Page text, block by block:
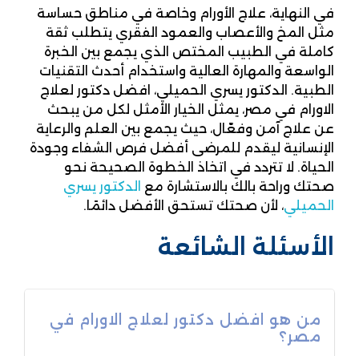
في النهاية، علاج الأورام وخاصة في مناطق حساسة
مثل المخ والأعصاب والعمود الفقري يتطلب ثقة
كاملة في الطبيب المختص الذي يجمع بين الخبرة
الواسعة والمهارة العالية واستخدام أحدث التقنيات
الطبية. الدكتور يسري الحميلي، افضل دكتور لعلاج
الاورام في مصر، يمثل الخيار الأمثل لكل من يبحث
عن علاج آمن وفعّال، حيث يجمع بين العلم والرعاية
الإنسانية ليقدم للمرضى أفضل فرص الشفاء وجودة
الحياة. لا تتردد في اتخاذ الخطوة الصحيحة نحو
صحتك وراحة بالك بالاستشارة مع الدكتور يسري
الحميلي، لأن صحتك تستحق الأفضل دائمًا.
الأسئلة الشائعة
من هو افضل دكتور لعلاج الاورام في
مصر؟